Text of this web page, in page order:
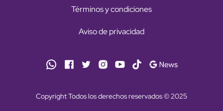
Términos y condiciones
Aviso de privacidad
Copyright Todos los derechos reservados © 2025